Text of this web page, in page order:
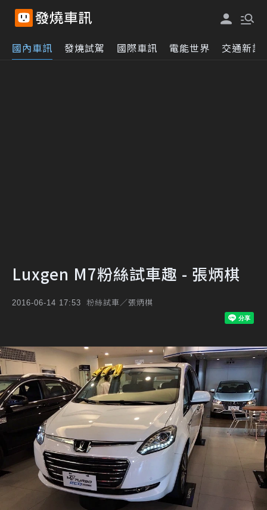
國內車訊 發燒試駕 國際車訊 電能世界 交通新訊
Luxgen M7粉絲試車趣 - 張炳棋
2016-06-14 17:53 粉絲試車／張炳棋